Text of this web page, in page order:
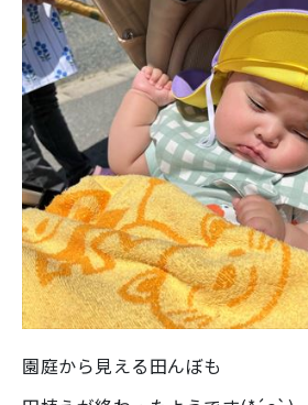
園庭から見える田んぼも